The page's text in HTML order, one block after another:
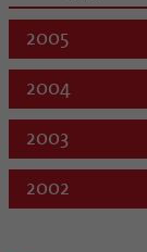
2005
2004
2003
2002